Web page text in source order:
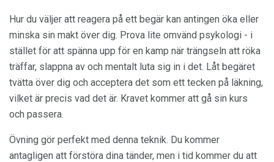
Hur du väljer att reagera på ett begär kan antingen öka eller
minska sin makt över dig. Prova lite omvänd psykologi - i
stället för att spänna upp för en kamp när trängseln att röka
träffar, slappna av och mentalt luta sig in i det. Låt begäret
tvätta över dig och acceptera det som ett tecken på läkning,
vilket är precis vad det är. Kravet kommer att gå sin kurs
och passera.
Övning gör perfekt med denna teknik. Du kommer
antagligen att förstöra dina tänder, men i tid kommer du att